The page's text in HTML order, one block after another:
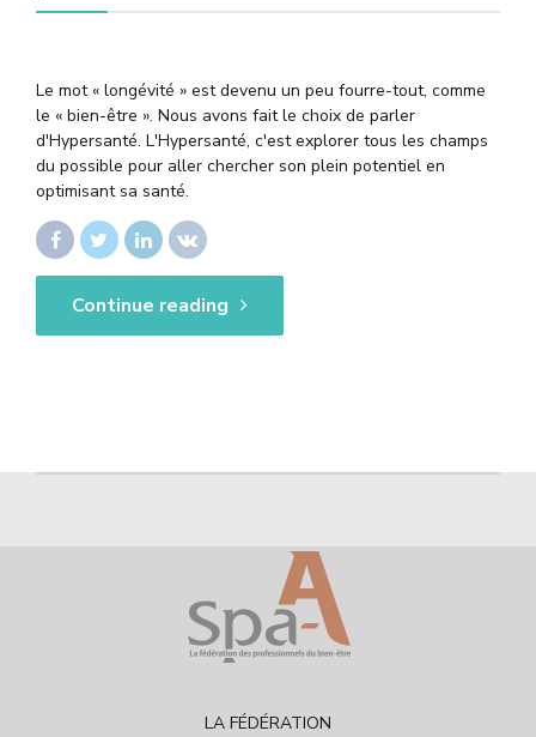
Le mot « longévité » est devenu un peu fourre-tout, comme
le « bien-être ». Nous avons fait le choix de parler
d'Hypersanté. L'Hypersanté, c'est explorer tous les champs
du possible pour aller chercher son plein potentiel en
optimisant sa santé.
Continue reading
LA FÉDÉRATION